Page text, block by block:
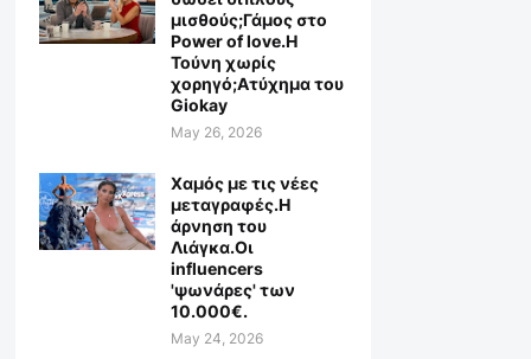
μισθούς;Γάμος στο
Power of love.Η
Τούνη χωρίς
χορηγό;Aτύχημα του
Giokay
May 26, 2026
Χαμός με τις νέες
μεταγραφές.Η
άρνηση του
Λιάγκα.Οι
influencers
'ψωνάρες' των
10.000€.
May 24, 2026